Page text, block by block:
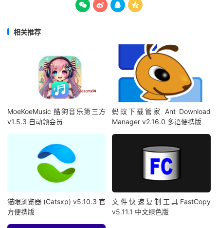
   
相关推荐
MoeKoeMusic 酷狗音乐第三方
v1.5.3 自动领会员
蚂蚁下载管家 Ant Download
Manager v2.16.0 多语便携版
猫眼浏览器 (Catsxp) v5.10.3 官
方便携版
文件快速复制工具FastCopy
v5.11.1 中文绿色版